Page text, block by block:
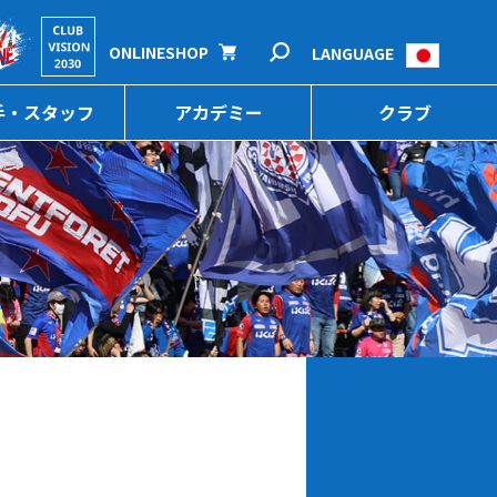
スタッフ アカデミー クラブ
ONLINESHOP LANGUAGE